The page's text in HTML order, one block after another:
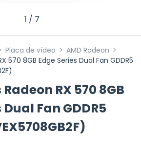
1 / 7
Placa de vídeo > AMD Radeon >
570 8GB Edge Series Dual Fan GDDR5
RX 570 8GB
Fan GDDR5